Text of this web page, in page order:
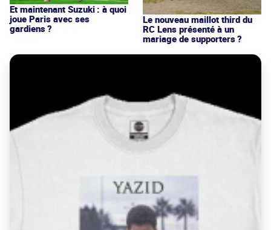
Et maintenant Suzuki : à quoi
joue Paris avec ses
gardiens ?
Le nouveau maillot third du
RC Lens présenté à un
mariage de supporters ?